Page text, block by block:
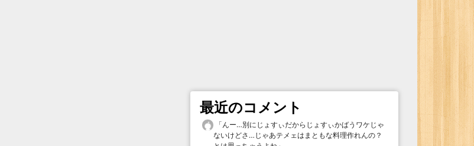
最近のコメント
「んー…別にじょすぃだからじょすぃかばうワケじゃ
ないけどさ…じゃあテメェはまともな料理作れんの？